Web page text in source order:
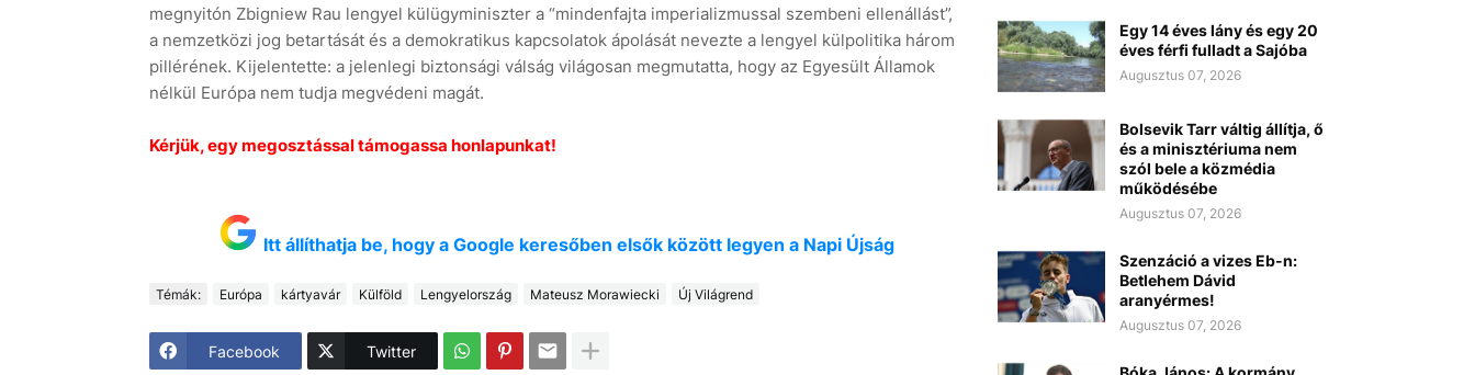
megnyitón Zbigniew Rau lengyel külügyminiszter a “mindenfajta imperializmussal szembeni ellenállást”,
a nemzetközi jog betartását és a demokratikus kapcsolatok ápolását nevezte a lengyel külpolitika három
pillérének. Kijelentette: a jelenlegi biztonsági válság világosan megmutatta, hogy az Egyesült Államok
nélkül Európa nem tudja megvédeni magát.
Kérjük, egy megosztással támogassa honlapunkat!
Itt állíthatja be, hogy a Google keresőben elsők között legyen a Napi Újság
Témák: Európa kártyavár Külföld Lengyelország Mateusz Morawiecki Új Világrend
Facebook Twitter
Egy 14 éves lány és egy 20
éves férfi fulladt a Sajóba
Augusztus 07, 2026
Bolsevik Tarr váltig állítja, ő
és a minisztériuma nem
szól bele a közmédia
működésébe
Augusztus 07, 2026
Szenzáció a vizes Eb-n:
Betlehem Dávid
aranyérmes!
Augusztus 07, 2026